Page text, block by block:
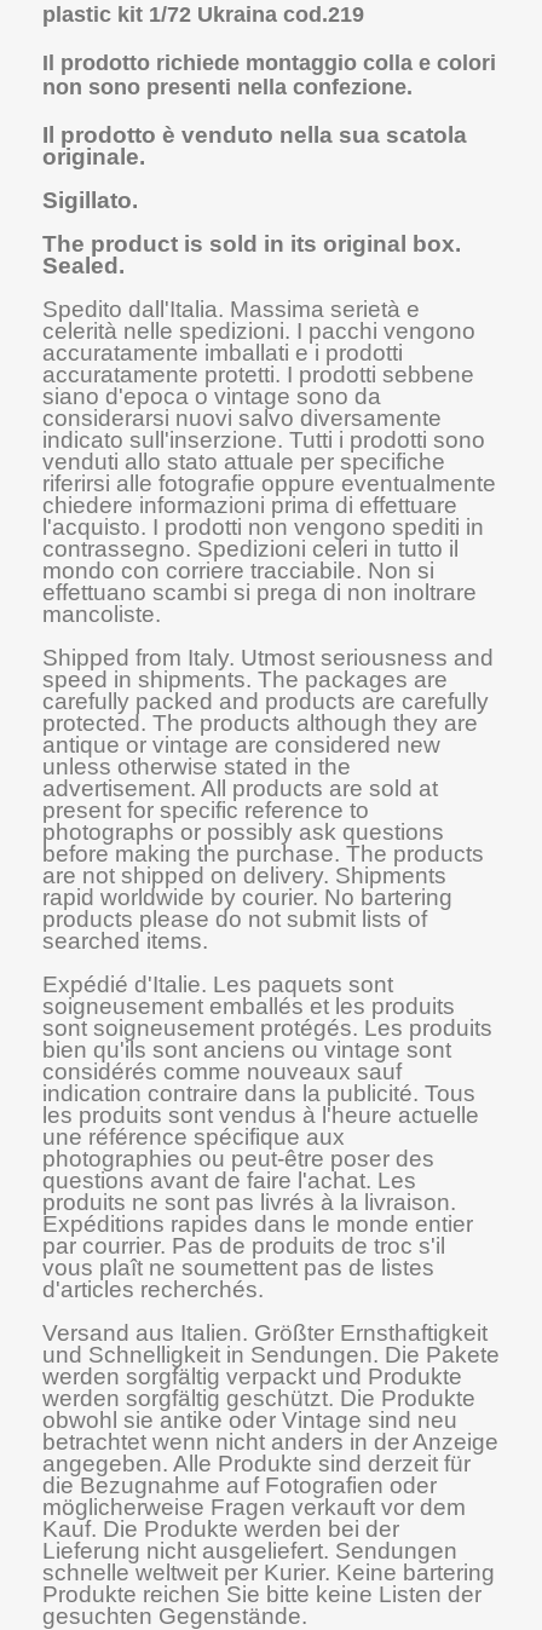
plastic kit 1/72 Ukraina cod.219
Il prodotto richiede montaggio colla e colori
non sono presenti nella confezione.
Il prodotto è venduto nella sua scatola
originale.
Sigillato.
The product is sold in its original box.
Sealed.
Spedito dall'Italia. Massima serietà e
celerità nelle spedizioni. I pacchi vengono
accuratamente imballati e i prodotti
accuratamente protetti. I prodotti sebbene
siano d'epoca o vintage sono da
considerarsi nuovi salvo diversamente
indicato sull'inserzione. Tutti i prodotti sono
venduti allo stato attuale per specifiche
riferirsi alle fotografie oppure eventualmente
chiedere informazioni prima di effettuare
l'acquisto. I prodotti non vengono spediti in
contrassegno. Spedizioni celeri in tutto il
mondo con corriere tracciabile. Non si
effettuano scambi si prega di non inoltrare
mancoliste.
Shipped from Italy. Utmost seriousness and
speed in shipments. The packages are
carefully packed and products are carefully
protected. The products although they are
antique or vintage are considered new
unless otherwise stated in the
advertisement. All products are sold at
present for specific reference to
photographs or possibly ask questions
before making the purchase. The products
are not shipped on delivery. Shipments
rapid worldwide by courier. No bartering
products please do not submit lists of
searched items.
Expédié d'Italie. Les paquets sont
soigneusement emballés et les produits
sont soigneusement protégés. Les produits
bien qu'ils sont anciens ou vintage sont
considérés comme nouveaux sauf
indication contraire dans la publicité. Tous
les produits sont vendus à l'heure actuelle
une référence spécifique aux
photographies ou peut-être poser des
questions avant de faire l'achat. Les
produits ne sont pas livrés à la livraison.
Expéditions rapides dans le monde entier
par courrier. Pas de produits de troc s'il
vous plaît ne soumettent pas de listes
d'articles recherchés.
Versand aus Italien. Größter Ernsthaftigkeit
und Schnelligkeit in Sendungen. Die Pakete
werden sorgfältig verpackt und Produkte
werden sorgfältig geschützt. Die Produkte
obwohl sie antike oder Vintage sind neu
betrachtet wenn nicht anders in der Anzeige
angegeben. Alle Produkte sind derzeit für
die Bezugnahme auf Fotografien oder
möglicherweise Fragen verkauft vor dem
Kauf. Die Produkte werden bei der
Lieferung nicht ausgeliefert. Sendungen
schnelle weltweit per Kurier. Keine bartering
Produkte reichen Sie bitte keine Listen der
gesuchten Gegenstände.